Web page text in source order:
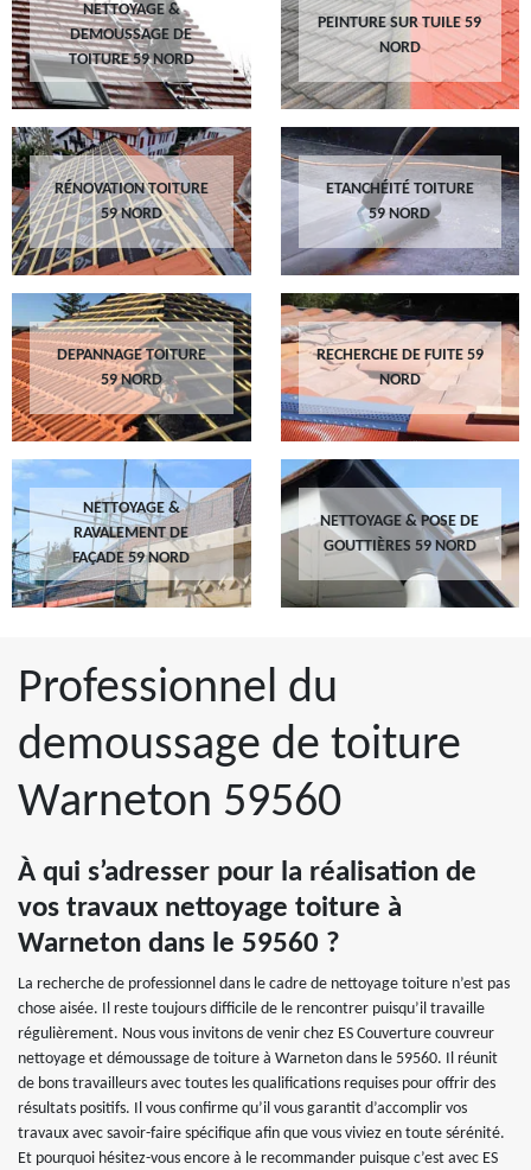
NETTOYAGE &
DEMOUSSAGE DE
TOITURE 59 NORD
PEINTURE SUR TUILE 59
NORD
RÉNOVATION TOITURE
59 NORD
ETANCHÉITÉ TOITURE
59 NORD
DEPANNAGE TOITURE
59 NORD
RECHERCHE DE FUITE 59
NORD
NETTOYAGE &
RAVALEMENT DE
FAÇADE 59 NORD
NETTOYAGE & POSE DE
GOUTTIÈRES 59 NORD
Professionnel du
demoussage de toiture
Warneton 59560
À qui s’adresser pour la réalisation de
vos travaux nettoyage toiture à
Warneton dans le 59560 ?
La recherche de professionnel dans le cadre de nettoyage toiture n’est pas
chose aisée. Il reste toujours difficile de le rencontrer puisqu’il travaille
régulièrement. Nous vous invitons de venir chez ES Couverture couvreur
nettoyage et démoussage de toiture à Warneton dans le 59560. Il réunit
de bons travailleurs avec toutes les qualifications requises pour offrir des
résultats positifs. Il vous confirme qu’il vous garantit d’accomplir vos
travaux avec savoir-faire spécifique afin que vous viviez en toute sérénité.
Et pourquoi hésitez-vous encore à le recommander puisque c’est avec ES